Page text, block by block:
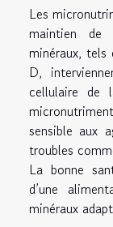
Les
maintien de
minéraux,
D,
cellulaire de
sensible aux
troubles
La bonne
d’une
minéraux